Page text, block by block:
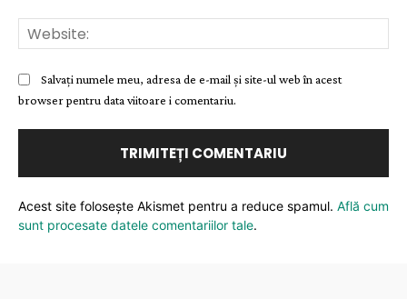
Salvați numele meu, adresa de e-mail și site-ul web în acest
browser pentru data viitoare i comentariu.
Acest site folosește Akismet pentru a reduce spamul. Află cum
sunt procesate datele comentariilor tale.